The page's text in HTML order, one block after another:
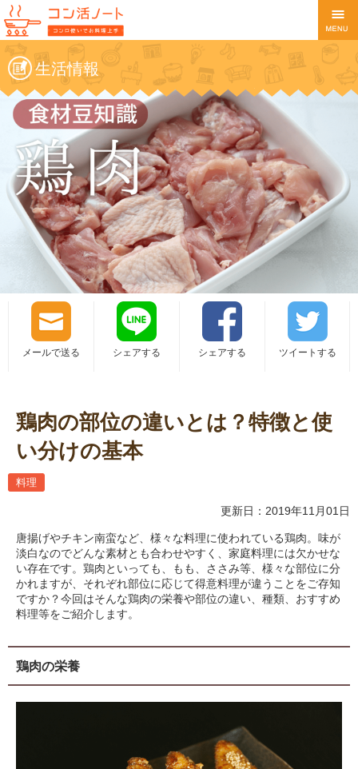
生活情報
メールで送る シェアする シェアする ツイートする
鶏肉の部位の違いとは？特徴と使
い分けの基本
料理
更新日：2019年11月01日
唐揚げやチキン南蛮など、様々な料理に使われている鶏肉。味が
淡白なのでどんな素材とも合わせやすく、家庭料理には欠かせな
い存在です。鶏肉といっても、もも、ささみ等、様々な部位に分
かれますが、それぞれ部位に応じて得意料理が違うことをご存知
ですか？今回はそんな鶏肉の栄養や部位の違い、種類、おすすめ
料理等をご紹介します。
鶏肉の栄養